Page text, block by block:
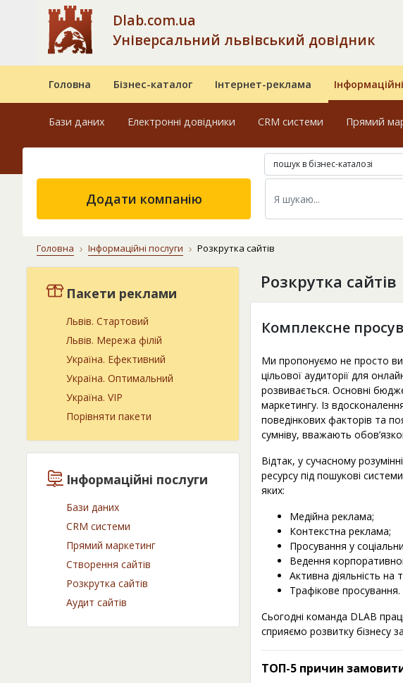
Dlab.com.ua
Універсальний львівський довідник
Головна Бізнес-каталог Інтернет-реклама
Бази даних Електронні довідники CRM системи Прямий
пошук в бізнес-каталозі
Додати компанію
Головна Інформаційні послуги Розкрутка сайтів
Пакети реклами
Львів. Cтартовий
Львів. Мережа філій
Україна. Ефективний
Україна. Оптимальний
Україна. VIP
Порівняти пакети
Інформаційні послуги
Бази даних
CRM системи
Прямий маркетинг
Створення сайтів
Розкрутка сайтів
Аудит сайтів
Розкрутка сайтів
Комплексне
Ми пропонуємо не просто
цільової аудиторії для
розвивається. Основні
маркетингу. Із
поведінкових факторів та
сумніву, вважають
Відтак, у сучасному
ресурсу під пошукові
яких:
Медійна реклама;
Контекстна реклама;
Просування у
Ведення
Активна діяльність
Трафікове просування.
Сьогодні команда DLAB
сприяємо розвитку бізнесу
ТОП-5 причин замовити